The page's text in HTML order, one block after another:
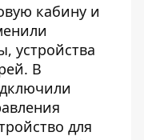
кабину и
устройства
В
для